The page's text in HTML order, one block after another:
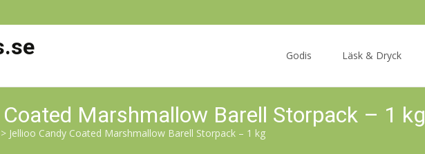
Godis Läsk & Dryck
Marshmallow Barell Storpack – 1 kg
> Jellioo Candy Coated Marshmallow Barell Storpack – 1 kg